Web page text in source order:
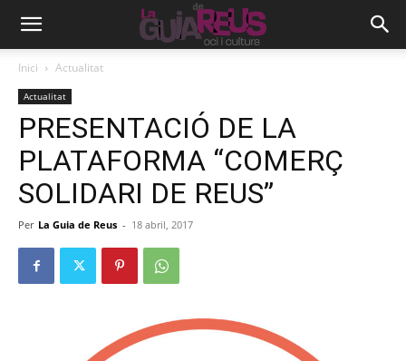
Inici Actualitat
Actualitat
PRESENTACIÓ DE LA
PLATAFORMA “COMERÇ
SOLIDARI DE REUS”
Per La Guia de Reus - 18 abril, 2017